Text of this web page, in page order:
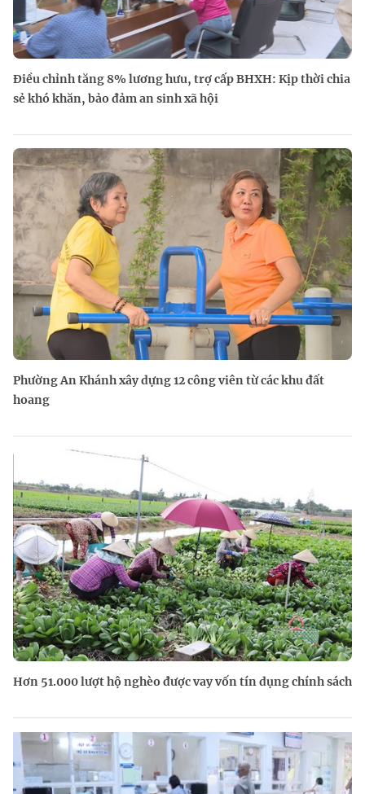
Điều chỉnh tăng 8% lương hưu, trợ cấp BHXH: Kịp thời chia
sẻ khó khăn, bảo đảm an sinh xã hội
Phường An Khánh xây dựng 12 công viên từ các khu đất
hoang
Hơn 51.000 lượt hộ nghèo được vay vốn tín dụng chính sách